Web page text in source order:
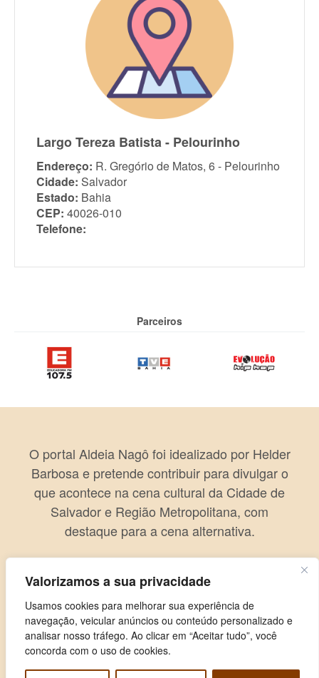
Valorizamos a sua privacidade
Usamos cookies para melhorar sua experiência de
navegação, veicular anúncios ou conteúdo personalizado e
analisar nosso tráfego. Ao clicar em “Aceitar tudo”, você
concorda com o uso de cookies.
Largo Tereza Batista - Pelourinho
Endereço: R. Gregório de Matos, 6 - Pelourinho
Cidade: Salvador
Estado: Bahia
CEP: 40026-010
Telefone:
Parceiros
O portal Aldeia Nagô foi idealizado por Helder
Barbosa e pretende contribuir para divulgar o
que acontece na cena cultural da Cidade de
Salvador e Região Metropolitana, com
destaque para a cena alternativa.